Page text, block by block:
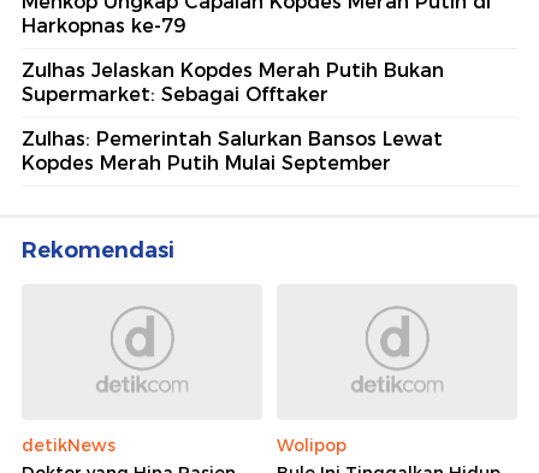
Harkopnas ke-79
Zulhas Jelaskan Kopdes Merah Putih Bukan
Supermarket: Sebagai Offtaker
Zulhas: Pemerintah Salurkan Bansos Lewat
Kopdes Merah Putih Mulai September
Rekomendasi
detikNews
Wolipop